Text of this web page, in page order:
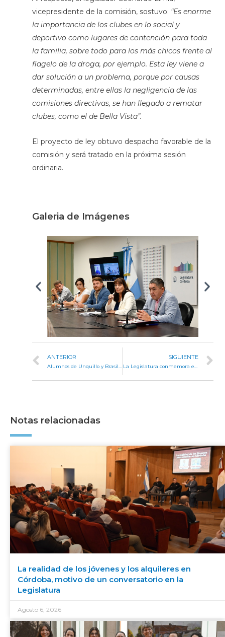
vicepresidente de la comisión, sostuvo: “Es enorme
la importancia de los clubes en lo social y
deportivo como lugares de contención para toda
la familia, sobre todo para los más chicos frente al
flagelo de la droga, por ejemplo. Esta ley viene a
dar solución a un problema, porque por causas
determinadas, entre ellas la negligencia de las
comisiones directivas, se han llegado a rematar
clubes, como el de Bella Vista”.
El proyecto de ley obtuvo despacho favorable de la
comisión y será tratado en la próxima sesión
ordinaria.
Galeria de Imágenes
ANTERIOR
Alumnos de Unquillo y Brasil visitaron la Legislatura de Córdoba
SIGUIENTE
La Legislatura conmemora el aniversario de la Provincia con un conversatorio
Notas relacionadas
La realidad de los jóvenes y los alquileres en
Córdoba, motivo de un conversatorio en la
Legislatura
Agosto 6, 2026